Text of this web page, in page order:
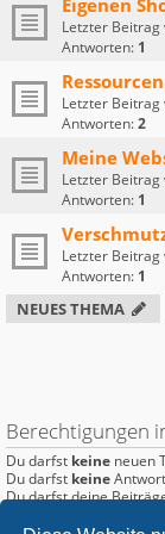
Eigenen
Letzter Beitrag
Antworten: 1
Letzter Beitrag
Antworten:2
Meine
Letzter Beitrag
Antworten: 1
Letzter Beitrag
Antworten: 1
NEUES THEMA
Berechtigungen
Du darfst keine neuen
Du darfst keine
Du darfst deine